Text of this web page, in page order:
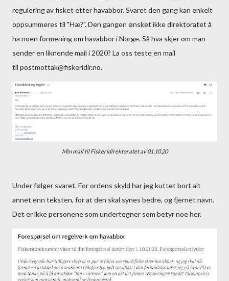
regulering av fisket etter havabbor. Svaret den gang kan enkelt
oppsummeres til "Hæ?". Den gangen ønsket ikke direktoratet å
ha noen formening om havabbor i Norge. Så hva skjer om man
sender en liknende mail i 2020? La oss teste en mail
til postmottak@fiskeridir.no.
Min mail til Fiskeridirektoratet av 01.10.20
Under følger svaret. For ordens skyld har jeg kuttet bort alt
annet enn teksten, for at den skal synes bedre, og fjernet navn.
Det er ikke personene som undertegner som betyr noe her.